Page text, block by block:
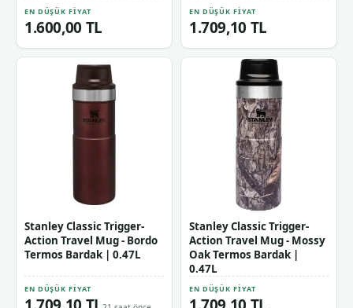
EN DÜŞÜK FIYAT
1.600,00 TL
EN DÜŞÜK FIYAT
1.709,10 TL
Stanley Classic Trigger-
Action Travel Mug - Bordo
Termos Bardak | 0.47L
EN DÜŞÜK FIYAT
Stanley Classic Trigger-
Action Travel Mug - Mossy
Oak Termos Bardak |
0.47L
EN DÜŞÜK FIYAT